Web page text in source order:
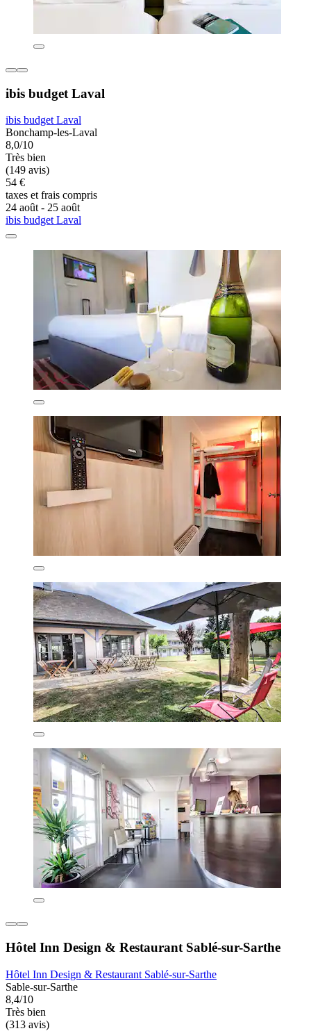
ibis budget Laval
ibis budget Laval
Bonchamp-les-Laval
8,0/10
Très bien
(149 avis)
54 €
taxes et frais compris
24 août - 25 août
ibis budget Laval
Hôtel Inn Design & Restaurant Sablé-sur-Sarthe
Hôtel Inn Design & Restaurant Sablé-sur-Sarthe
Sable-sur-Sarthe
8,4/10
Très bien
(313 avis)